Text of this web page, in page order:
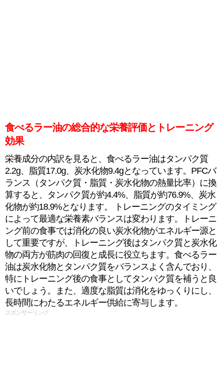
食べるラー油の総合的な栄養評価とトレーニング
効果
栄養成分の内訳を見ると、食べるラー油はタンパク質
2.2g、脂質17.0g、炭水化物9.4gとなっています。PFCバ
ランス（タンパク質・脂質・炭水化物の熱量比率）に換
算すると、タンパク質が約4.4%、脂質が約76.9%、炭水
化物が約18.9%となります。 トレーニングのタイミング
によって最適な栄養素バランスは変わります。トレーニ
ング前の食事では消化の良い炭水化物がエネルギー源と
して重要ですが、トレーニング後はタンパク質と炭水化
物の両方が筋肉の回復と成長に役立ちます。食べるラー
油は炭水化物とタンパク質をバランスよく含んでおり、
特にトレーニング後の食事としてタンパク質を補うと良
いでしょう。また、適度な脂質は消化をゆっくりにし、
長時間にわたるエネルギー供給に寄与します。
スポンサーリンク